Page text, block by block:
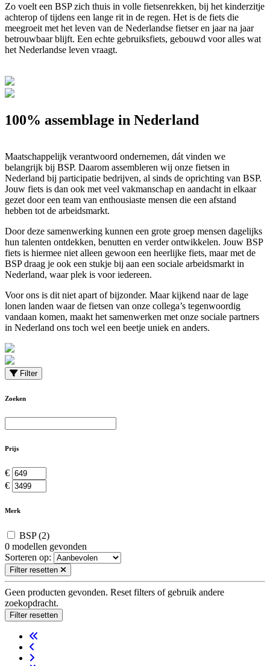
Zo voelt een BSP zich thuis in volle fietsenrekken, bij het kinderzitje
achterop of tijdens een lange rit in de regen. Het is de fiets die
meegroeit met het leven van de Nederlandse fietser en jaar na jaar
betrouwbaar blijft. Een echte gebruiksfiets, gebouwd voor alles wat
het Nederlandse leven vraagt.
100% assemblage in Nederland
Maatschappelijk verantwoord ondernemen, dát vinden we
belangrijk bij BSP. Daarom assembleren wij onze fietsen in
Nederland bij participatie bedrijven, al sinds de oprichting van BSP.
Jouw fiets is dan ook met veel vakmanschap en aandacht in elkaar
gezet door een team van enthousiaste mensen die een afstand
hebben tot de arbeidsmarkt.
Door deze samenwerking kunnen een grote groep mensen dagelijks
hun talenten ontdekken, benutten en verder ontwikkelen. Jouw BSP
fiets is hiermee niet alleen gewoon een heerlijke fiets, maar met de
BSP draag je ook een stukje bij aan een sociale arbeidsmarkt in
Nederland, waar plek is voor iedereen.
Voor ons is dit niet apart of bijzonder. Maar kijkend naar de lage
lonen landen waar de fietsen van onze collega’s tegenwoordig
vandaan komen, maakt het samenwerken met onze sociale partners
in Nederland ons toch wel een beetje uniek en anders.
Filter
Zoeken
Prijs
€
€
Merk
BSP(2)
0 modellen gevonden
Sorteren op:
Filter resetten
Geen producten gevonden. Reset filters of gebruik andere
zoekopdracht.
Filter resetten